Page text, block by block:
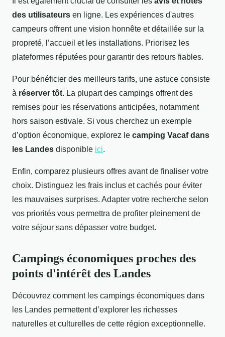
des utilisateurs en ligne. Les expériences d'autres
campeurs offrent une vision honnête et détaillée sur la
propreté, l’accueil et les installations. Priorisez les
plateformes réputées pour garantir des retours fiables.
Pour bénéficier des meilleurs tarifs, une astuce consiste
à réserver tôt. La plupart des campings offrent des
remises pour les réservations anticipées, notamment
hors saison estivale. Si vous cherchez un exemple
d’option économique, explorez le camping Vacaf dans
les Landes disponible ici.
Enfin, comparez plusieurs offres avant de finaliser votre
choix. Distinguez les frais inclus et cachés pour éviter
les mauvaises surprises. Adapter votre recherche selon
vos priorités vous permettra de profiter pleinement de
votre séjour sans dépasser votre budget.
Campings économiques proches des
points d'intérêt des Landes
Découvrez comment les campings économiques dans
les Landes permettent d’explorer les richesses
naturelles et culturelles de cette région exceptionnelle.